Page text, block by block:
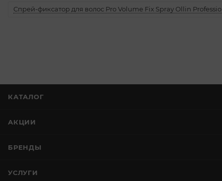
Спрей-фиксатор для волос Pro Volume Fix Spray Ollin
КАТАЛОГ
АКЦИИ
БРЕНДЫ
УСЛУГИ